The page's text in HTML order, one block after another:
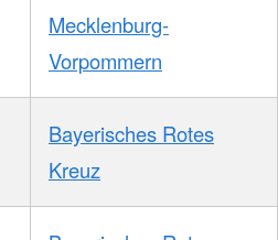
Mecklenburg-
Vorpommern
Bayerisches Rotes
Kreuz